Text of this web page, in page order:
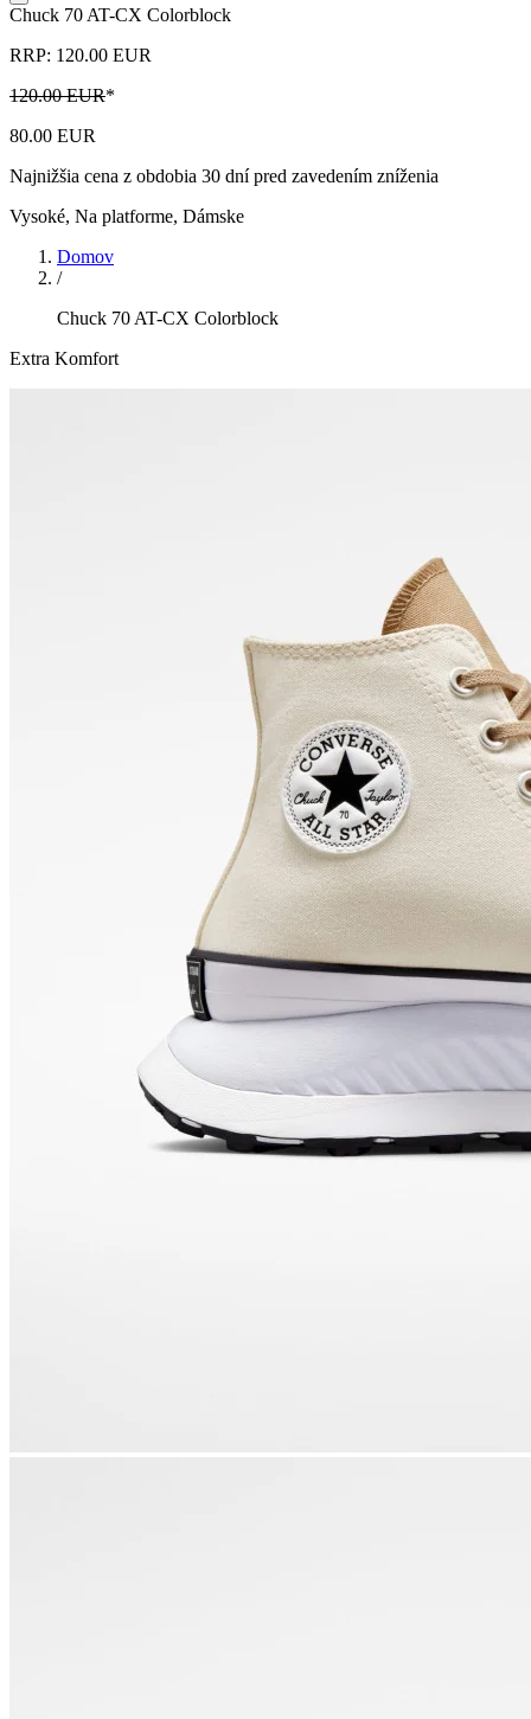
Chuck 70 AT-CX Colorblock
RRP: 120.00 EUR
120.00 EUR*
80.00 EUR
Najnižšia cena z obdobia 30 dní pred zavedením zníženia
Vysoké, Na platforme, Dámske
Domov
/
Chuck 70 AT-CX Colorblock
Extra Komfort